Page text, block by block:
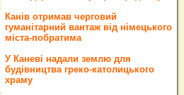
Канів отримав черговий
гуманітарний вантаж від німецького
міста-побратима
У Каневі надали землю для
будівництва греко‐католицького
храму